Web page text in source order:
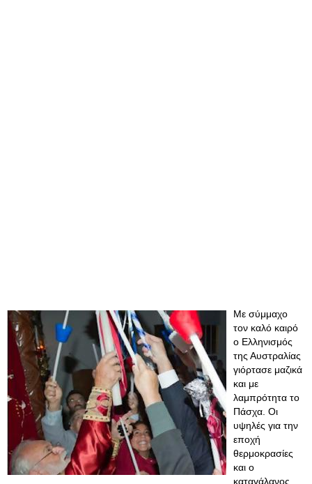
Με σύμμαχο
τον καλό καιρό
ο Ελληνισμός
της Αυστραλίας
γιόρτασε μαζικά
και με
λαμπρότητα το
Πάσχα. Οι
υψηλές για την
εποχή
θερμοκρασίες
και ο
καταγάλανος